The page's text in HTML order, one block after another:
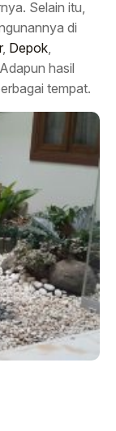
Selain itu,
di
, Depok,
hasil
tempat.